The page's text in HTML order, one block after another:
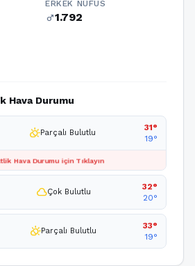
ERKEK NÜFUS
male1.792
Hava Durumu
partly_cloudy_dayParçalı Bulutlu
31°
19°
Hava Durumu için Tıklayın
cloudÇok Bulutlu
32°
20°
partly_cloudy_dayParçalı Bulutlu
33°
19°